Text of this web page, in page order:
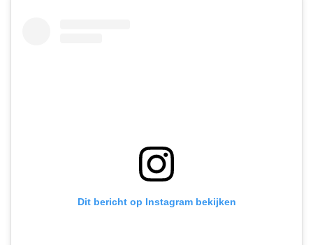
Dit bericht op Instagram bekijken